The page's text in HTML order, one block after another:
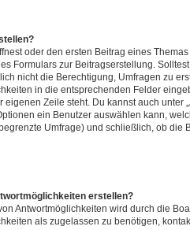
oder den ersten Beitrag eines
Formulars zur Beitragserstellung.
nicht die Berechtigung, Umfragen zu
in die entsprechenden Felder
eigenen Zeile steht. Du kannst auch unter
ein Benutzer auswählen kann,
Umfrage) und schließlich, ob die
erstellen?
Antwortmöglichkeiten wird durch die
als zugelassen zu benötigen,